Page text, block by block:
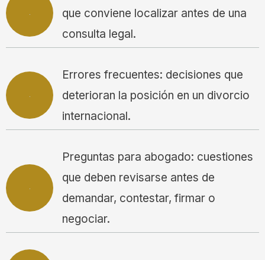
que conviene localizar antes de una
consulta legal.
Errores frecuentes: decisiones que
deterioran la posición en un divorcio
internacional.
Preguntas para abogado: cuestiones
que deben revisarse antes de
demandar, contestar, firmar o
negociar.